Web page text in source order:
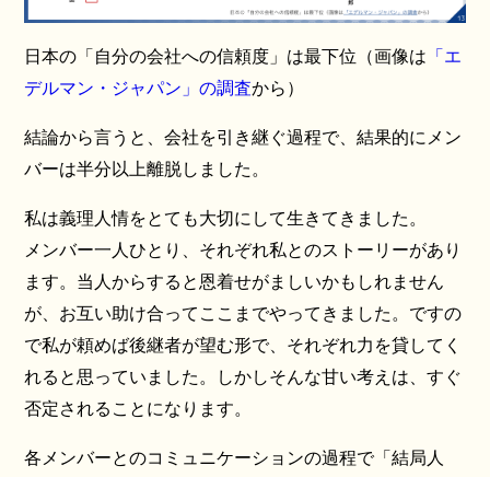
日本の「自分の会社への信頼度」は最下位（画像は 「エ
デルマン・ジャパン」の調査から）
結論から言うと、会社を引き継ぐ過程で、結果的にメン
バーは半分以上離脱しました。
私は義理人情をとても大切にして生きてきました。
メンバー一人ひとり、それぞれ私とのストーリーがあり
ます。当人からすると恩着せがましいかもしれません
が、お互い助け合ってここまでやってきました。ですの
で私が頼めば後継者が望む形で、それぞれ力を貸してく
れると思っていました。しかしそんな甘い考えは、すぐ
否定されることになります。
各メンバーとのコミュニケーションの過程で「結局人